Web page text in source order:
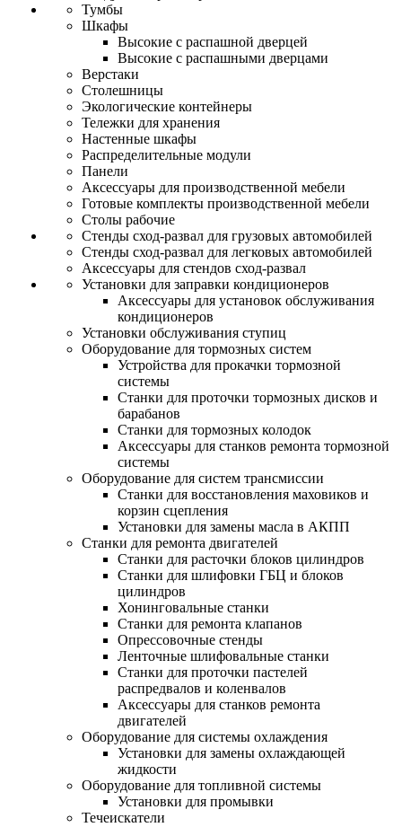
Тумбы
Шкафы
Высокие с распашной дверцей
Высокие с распашными дверцами
Верстаки
Столешницы
Экологические контейнеры
Тележки для хранения
Настенные шкафы
Распределительные модули
Панели
Аксессуары для производственной мебели
Готовые комплекты производственной мебели
Столы рабочие
Стенды сход-развал для грузовых автомобилей
Стенды сход-развал для легковых автомобилей
Аксессуары для стендов сход-развал
Установки для заправки кондиционеров
Аксессуары для установок обслуживания
кондиционеров
Установки обслуживания ступиц
Оборудование для тормозных систем
Устройства для прокачки тормозной
системы
Станки для проточки тормозных дисков и
барабанов
Станки для тормозных колодок
Аксессуары для станков ремонта тормозной
системы
Оборудование для систем трансмиссии
Станки для восстановления маховиков и
корзин сцепления
Установки для замены масла в АКПП
Станки для ремонта двигателей
Станки для расточки блоков цилиндров
Станки для шлифовки ГБЦ и блоков
цилиндров
Хонинговальные станки
Станки для ремонта клапанов
Опрессовочные стенды
Ленточные шлифовальные станки
Станки для проточки пастелей
распредвалов и коленвалов
Аксессуары для станков ремонта
двигателей
Оборудование для системы охлаждения
Установки для замены охлаждающей
жидкости
Оборудование для топливной системы
Установки для промывки
Течеискатели